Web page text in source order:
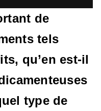
de
tels
qu’en est-il
type de